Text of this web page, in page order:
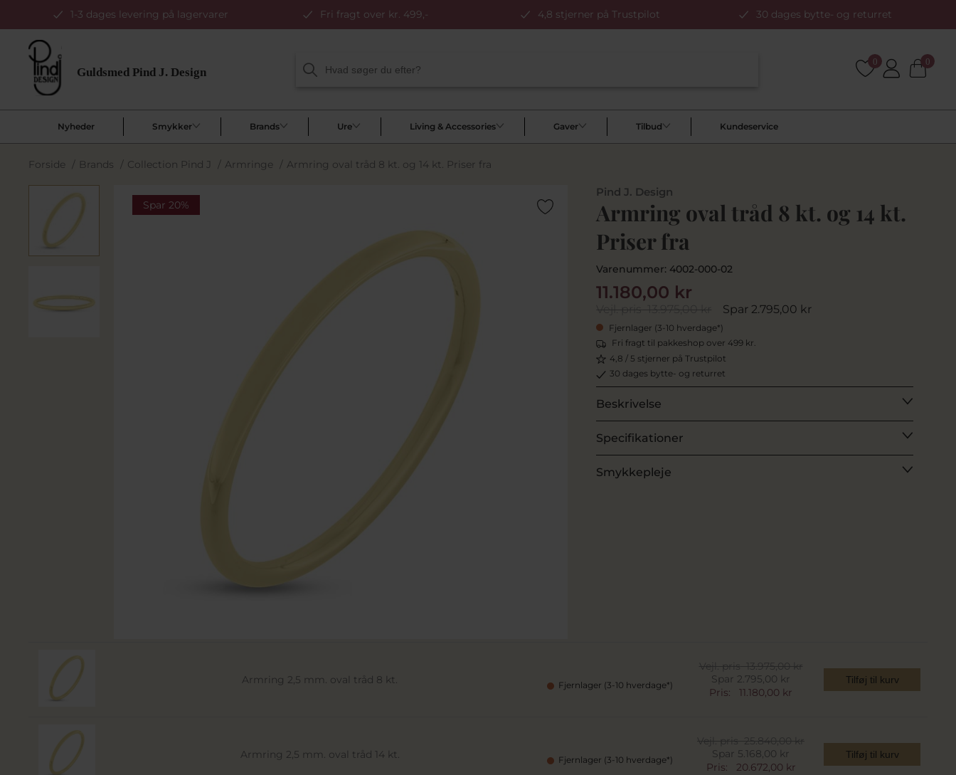
1-3 dages levering på lagervarer Fri fragt over kr. 499,- 4,8 stjerner på Trustpilot 30 dages bytte- og returret
0 0
Nyheder Smykker Brands Ure Living & Accessories Gaver Tilbud Kundeservice
Forside / Brands / Collection Pind J / Armringe / Armring oval tråd 8 kt. og 14 kt. Priser fra
Spar 20%
Pind J. Design
Armring oval tråd 8 kt. og 14 kt.
Priser fra
Varenummer: 4002-000-02
Vejl. pris13.975,00 kr Spar 2.795,00 kr
11.180,00 kr
Fjernlager (3-10 hverdage*)
Fri fragt til pakkeshop over 499 kr.
4,8 / 5 stjerner på Trustpilot
30 dages bytte- og returret
Beskrivelse
Specifikationer
Smykkepleje
Armring 2,5 mm. oval tråd 8 kt. Fjernlager (3-10 hverdage*)
Vejl. pris13.975,00 kr
Spar 2.795,00 kr
Pris:
11.180,00 kr
Tilføj til kurv
Armring 2,5 mm. oval tråd 14 kt. Fjernlager (3-10 hverdage*)
Vejl. pris25.840,00 kr
Spar 5.168,00 kr
Pris:
20.672,00 kr
Tilføj til kurv